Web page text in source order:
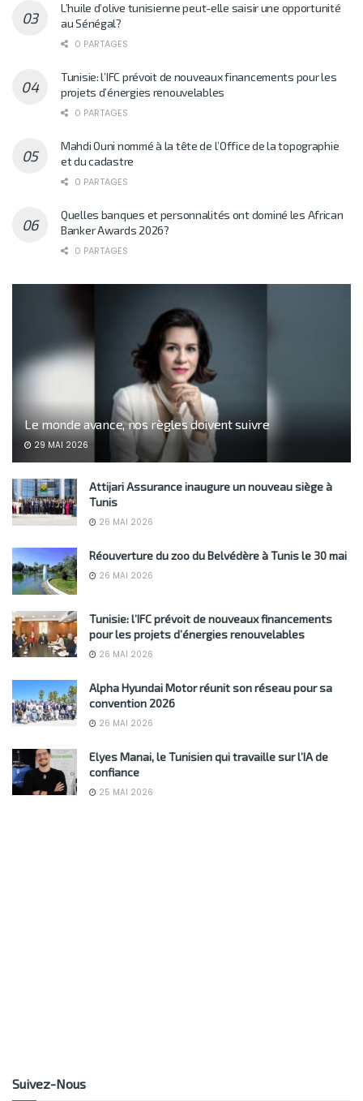
L’huile d’olive tunisienne peut-elle saisir une opportunité
au Sénégal?
0 PARTAGES
Tunisie: l’IFC prévoit de nouveaux financements pour les
projets d’énergies renouvelables
0 PARTAGES
Mahdi Ouni nommé à la tête de l’Office de la topographie
et du cadastre
0 PARTAGES
Quelles banques et personnalités ont dominé les African
Banker Awards 2026?
0 PARTAGES
Le monde avance, nos règles doivent suivre
29 MAI 2026
Attijari Assurance inaugure un nouveau siège à
Tunis
26 MAI 2026
Réouverture du zoo du Belvédère à Tunis le 30 mai
26 MAI 2026
Tunisie: l’IFC prévoit de nouveaux financements
pour les projets d’énergies renouvelables
26 MAI 2026
Alpha Hyundai Motor réunit son réseau pour sa
convention 2026
26 MAI 2026
Elyes Manai, le Tunisien qui travaille sur l’IA de
confiance
25 MAI 2026
Suivez-Nous